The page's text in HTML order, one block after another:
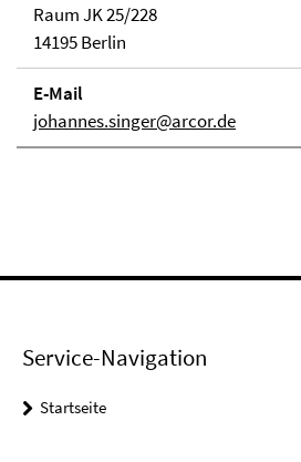
Raum JK 25/228
14195 Berlin
E-Mail
johannes.singer@arcor.de
Service-Navigation
Startseite